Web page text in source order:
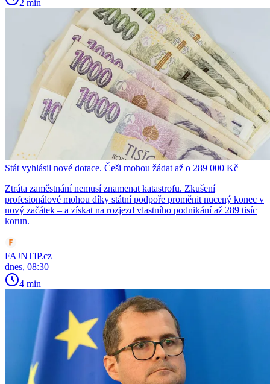
2 min
Stát vyhlásil nové dotace. Češi mohou žádat až o 289 000 Kč
Ztráta zaměstnání nemusí znamenat katastrofu. Zkušení
profesionálové mohou díky státní podpoře proměnit nucený konec v
nový začátek – a získat na rozjezd vlastního podnikání až 289 tisíc
korun.
FAJNTIP.cz
dnes, 08:30
4 min